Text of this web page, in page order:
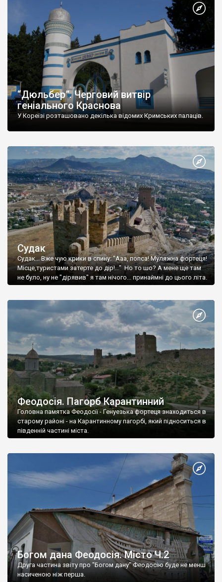
“Дюльбер”. Черговий витвір
геніального Краснова
У Кореїзі розташовано декілька відомих Кримських палаців.
Судак
Судак... Вже чую крики в спину: "Ааа, попса! Муляжна фортеця!
Місце,туристами затерте до дір!..." Но то шо? А мене ще там
не було, ну не "дірявив" я там нічого... принаймні до цього літа.
Феодосія. Пагорб Карантинний
Головна памятка Феодосії - Генуезька фортеця знаходиться в
старому районі - на Карантинному пагорбі, який підноситься в
південній частині міста.
Богом дана Феодосія. Місто Ч.2
Друга частина звіту про "Богом дану" Феодосію буде не менш
насиченою ніж перша.